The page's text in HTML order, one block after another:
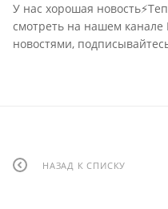
У нас хорошая
смотреть на нашем канале
новостями,
НАЗАД К СПИСКУ